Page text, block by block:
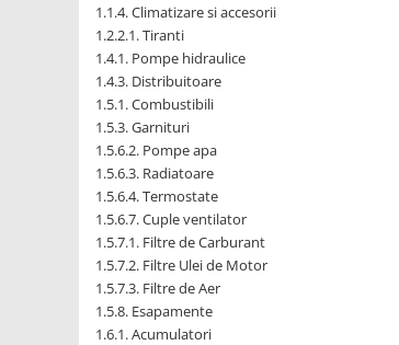
1.4.3. Distribuitoare
1.4.4. Cilindri si accesorii
1.5. Motoare
1.5.1. Combustibili
1.5.2. Cuzineti si accesorii
1.5.3. Garnituri
1.5.4. Piese de schimb pentru
motor si accesorii
1.1.4. Climatizare si accesorii
1.2.2.1. Tiranti
1.4.1. Pompe hidraulice
1.4.3. Distribuitoare
1.5.1. Combustibili
1.5.3. Garnituri
1.5.6.2. Pompe apa
1.5.6.3. Radiatoare
1.5.6.4. Termostate
1.5.6.7. Cuple ventilator
1.5.7.1. Filtre de Carburant
1.5.7.2. Filtre Ulei de Motor
1.5.7.3. Filtre de Aer
1.5.8. Esapamente
1.6.1. Acumulatori